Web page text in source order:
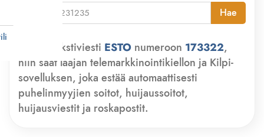
Hae
Lähetä tekstiviesti ESTO numeroon 173322,
niin saat laajan telemarkkinointikiellon ja Kilpi-
sovelluksen, joka estää automaattisesti
puhelinmyyjien soitot, huijaussoitot,
huijausviestit ja roskapostit.